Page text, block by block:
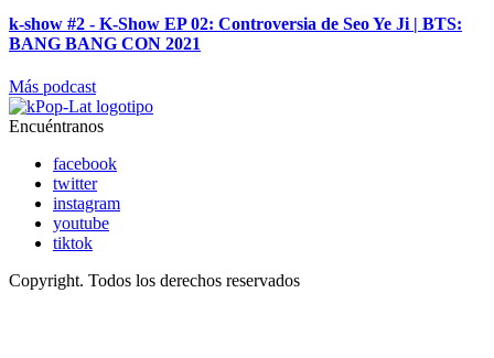
k-show #2 - K-Show EP 02: Controversia de Seo Ye Ji | BTS:
BANG BANG CON 2021
Más podcast
Encuéntranos
facebook
twitter
instagram
youtube
tiktok
Copyright. Todos los derechos reservados